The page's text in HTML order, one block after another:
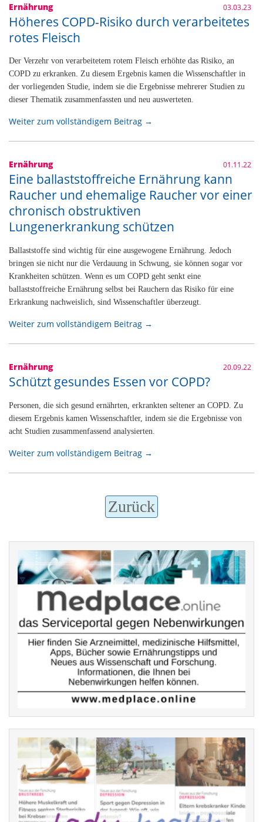
Ernährung 03.03.23
Höheres COPD-Risiko durch verarbeitetes
rotes Fleisch
Der Verzehr von verarbeitetem rotem Fleisch erhöhte das Risiko, an
COPD zu erkranken. Zu diesem Ergebnis kamen die Wissenschaftler in
der vorliegenden Studie, indem sie die Ergebnisse mehrerer Studien zu
dieser Thematik zusammenfassten und neu auswerteten.
Weiter zum vollständigem Beitrag →
Ernährung 01.11.22
Eine ballaststoffreiche Ernährung kann
Raucher und ehemalige Raucher vor einer
chronisch obstruktiven
Lungenerkrankung schützen
Ballaststoffe sind wichtig für eine ausgewogene Ernährung. Jedoch
bringen sie nicht nur die Verdauung in Schwung, sie können sogar vor
Krankheiten schützen. Wenn es um COPD geht senkt eine
ballaststoffreiche Ernährung selbst bei Rauchern das Risiko für eine
Erkrankung nachweislich, sind Wissenschaftler überzeugt.
Weiter zum vollständigem Beitrag →
Ernährung 20.09.22
Schützt gesundes Essen vor COPD?
Personen, die sich gesund ernährten, erkrankten seltener an COPD. Zu
diesem Ergebnis kamen Wissenschaftler, indem sie die Ergebnisse von
acht Studien zusammenfassend analysierten.
Weiter zum vollständigem Beitrag →
Zurück